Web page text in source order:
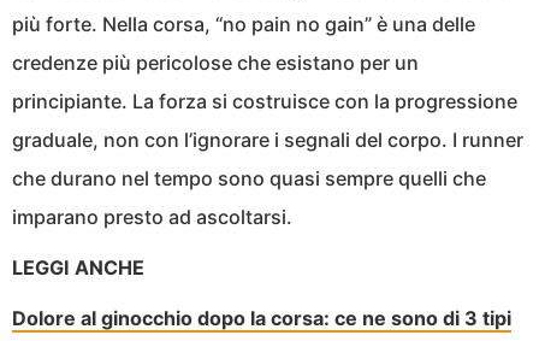
più forte. Nella corsa, “no pain no gain” è una delle
credenze più pericolose che esistano per un
principiante. La forza si costruisce con la progressione
graduale, non con l’ignorare i segnali del corpo. I runner
che durano nel tempo sono quasi sempre quelli che
imparano presto ad ascoltarsi.
LEGGI ANCHE
Dolore al ginocchio dopo la corsa: ce ne sono di 3 tipi